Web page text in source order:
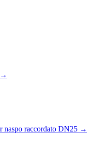
→
naspo raccordato DN25 →